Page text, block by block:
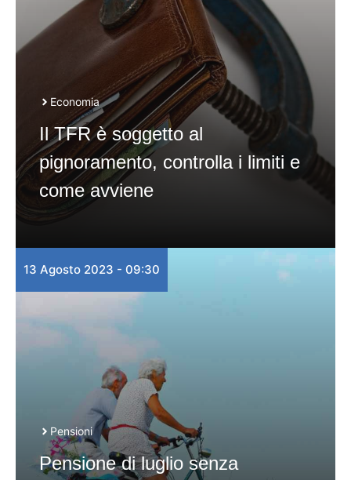
Economia
Il TFR è soggetto al
pignoramento, controlla i limiti e
come avviene
13 Agosto 2023 - 09:30
Pensioni
Pensione di luglio senza